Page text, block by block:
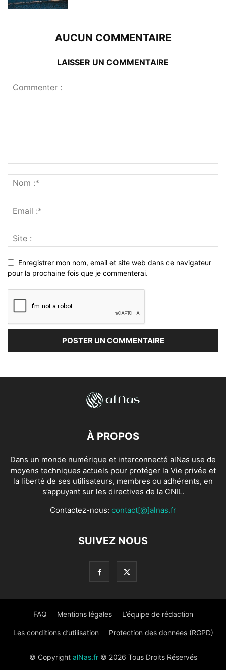
AUCUN COMMENTAIRE
LAISSER UN COMMENTAIRE
Enregistrer mon nom, email et site web dans ce navigateur
pour la prochaine fois que je commenterai.
À PROPOS
Dans un monde numérique et interconnecté alNas use de
moyens techniques actuels pour protéger la Vie privée et
la liberté de ses utilisateurs, membres ou adhérents, en
s’appuyant sur les directives de la CNIL.
Contactez-nous: contact[@]alnas.fr
SUIVEZ NOUS
FAQ Mentions légales L’équipe de rédaction
Les conditions d’utilisation Protection des données (RGPD)
© Copyright alNas.fr© 2026 Tous Droits Réservés